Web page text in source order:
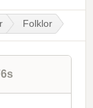
Folklor